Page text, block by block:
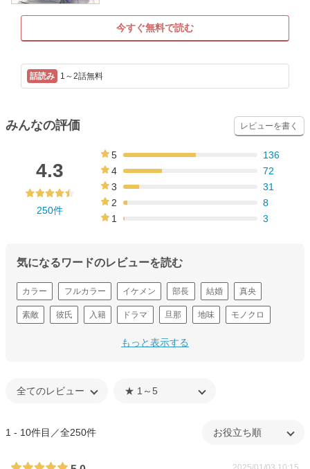
今すぐ無料で読む
1～2話無料
みんなの評価 レビューを書く
4.3
250件
5
136
4
72
3
31
2
8
1
3
気になるワードのレビューを読む
カラー フルカラー イケメン 部長 結婚 真央
素敵 彼氏 入籍 ドラマ 旦那 地味 モノクロ
もっと表示する
1 - 10件目／全250件